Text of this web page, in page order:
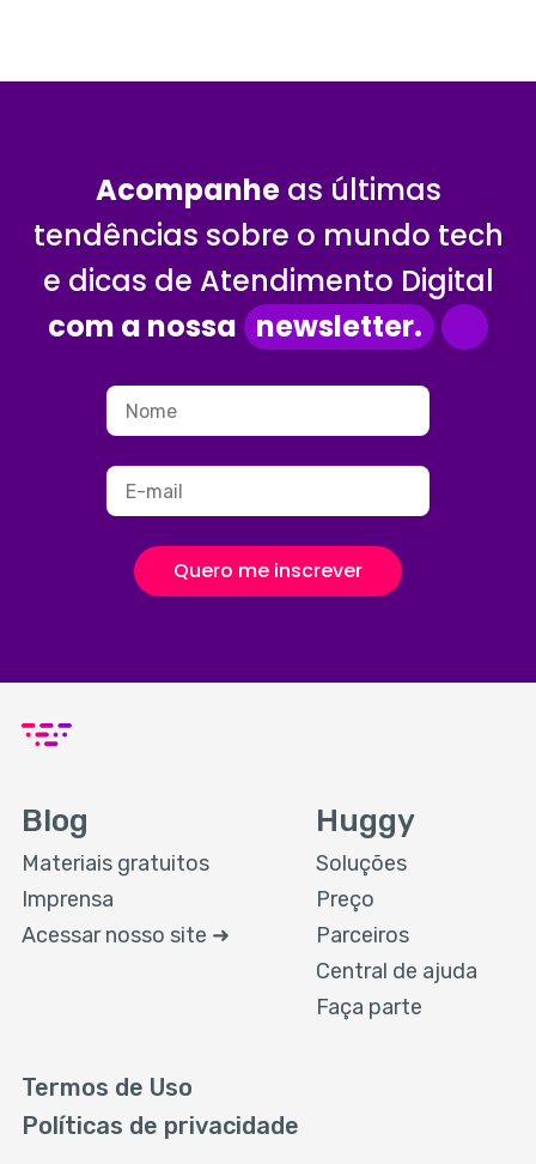
Acompanheas últimas
tendências sobre o mundo tech
e dicas de Atendimento Digital
com a nossa newsletter.
Quero me inscrever
Blog
Materiais gratuitos
Imprensa
Acessar nosso site ➜
Huggy
Soluções
Preço
Parceiros
Central de ajuda
Faça parte
Termos de Uso
Políticas de privacidade